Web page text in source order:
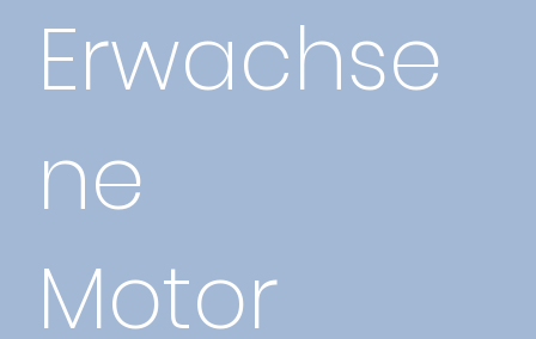
Erwachse
ne
Motor